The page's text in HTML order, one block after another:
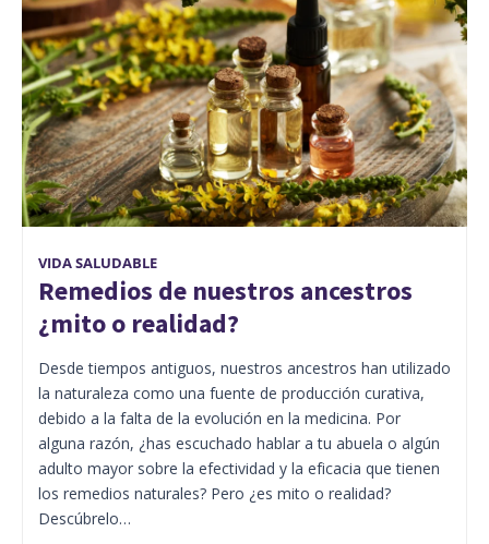
VIDA SALUDABLE
Remedios de nuestros ancestros
¿mito o realidad?
Desde tiempos antiguos, nuestros ancestros han utilizado
la naturaleza como una fuente de producción curativa,
debido a la falta de la evolución en la medicina. Por
alguna razón, ¿has escuchado hablar a tu abuela o algún
adulto mayor sobre la efectividad y la eficacia que tienen
los remedios naturales? Pero ¿es mito o realidad?
Descúbrelo…